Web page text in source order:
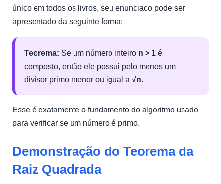
único em todos os livros, seu enunciado pode ser
apresentado da seguinte forma:
Teorema: Se um número inteiro n > 1 é
composto, então ele possui pelo menos um
divisor primo menor ou igual a √n.
Esse é exatamente o fundamento do algoritmo usado
para verificar se um número é primo.
Demonstração do Teorema da
Raiz Quadrada